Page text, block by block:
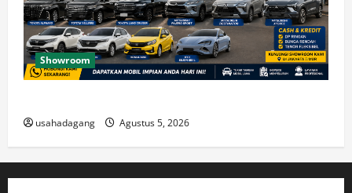
Showroom
usahadagang Agustus 5, 2026